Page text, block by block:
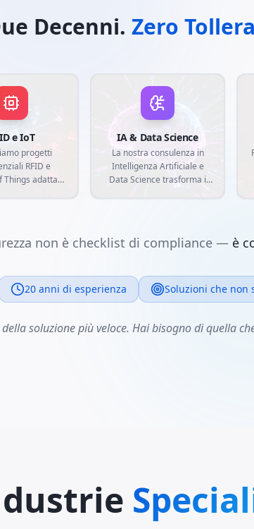
Decenni. Zero
e IoT
progetti
RFID e
Things adattati
di sensori
personalizzate
il mondo
digitale,
e raccolta dati
IA & Data Science
La nostra consulenza in
Intelligenza Artificiale e
Data Science trasforma i
automazioni intelligenti su
esigenze del mercato e alle
necessità specifiche della
tua azienda.
non è checklist di compliance — è
20 anni di esperienza Soluzioni che non
soluzione più veloce. Hai bisogno di quella